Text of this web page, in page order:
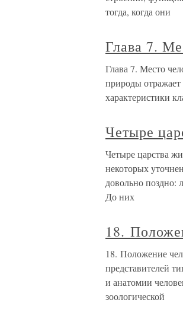
тогда, когда они
Глава 7.
Глава 7. Место
природы
характеристики
Четыре
Четыре царства
некоторых
довольно поздно:
До них
18.
18. Положение
представителей
и анатомии
зоологической